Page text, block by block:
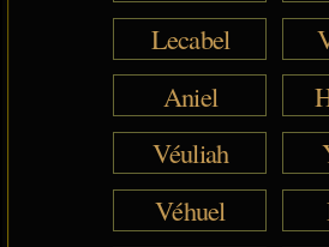
Lecabel
Aniel
Véuliah
Véhuel